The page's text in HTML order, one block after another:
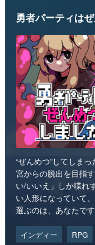
勇者パーティは
“ぜんめつ”してしま
宮からの脱出を目指
い/いいえ」しか喋れ
い人形になっていて
選ぶのは、あなたです
インディー RPG